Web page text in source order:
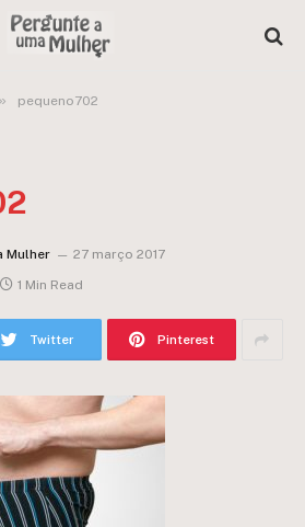
» pequeno702
Mulher
27 março 2017
1 Min Read
Twitter Pinterest